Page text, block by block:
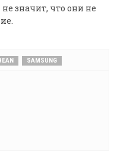
не значит, что они не
SAMSUNG